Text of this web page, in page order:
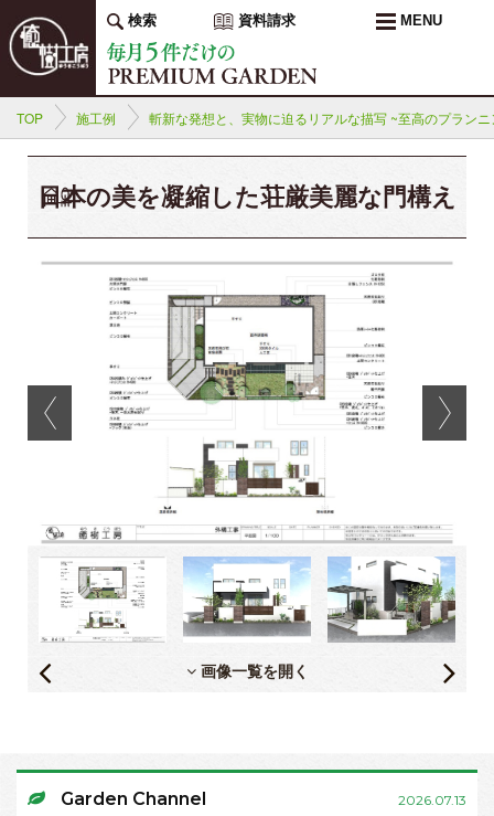
検索 資料請求 MENU
TOP 施工例 斬新な発想と、実物に迫るリアルな描写 ~至高のプラン
日本の美を凝縮した荘厳美麗な門構え
画像一覧を開く
Garden Channel 2026.07.13